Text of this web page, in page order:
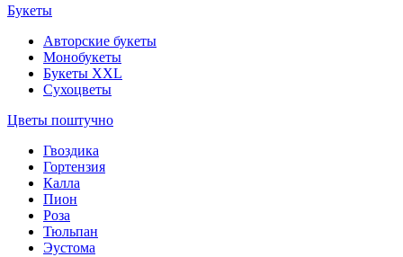
Букеты
Авторские букеты
Монобукеты
Букеты XXL
Сухоцветы
Цветы поштучно
Гвоздика
Гортензия
Калла
Пион
Роза
Тюльпан
Эустома